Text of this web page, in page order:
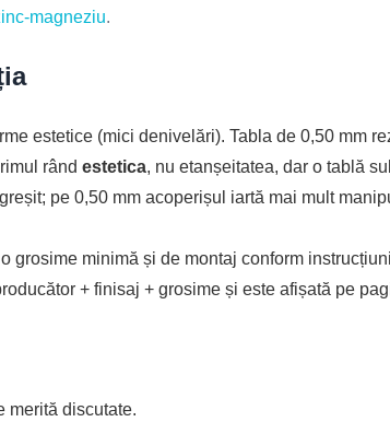
magneziu.
estetice (mici denivelări). Tabla de 0,50 mm
rând estetica, nu etanșeitatea, dar o tablă
pe 0,50 mm acoperișul iartă mai mult
grosime minimă și de montaj conform
+ finisaj + grosime și este afișată pe
merită discutate.